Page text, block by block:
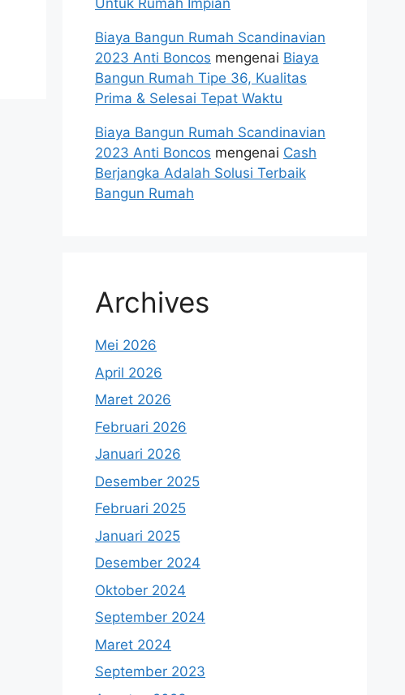
Untuk Rumah Impian
Biaya Bangun Rumah Scandinavian
2023 Anti Boncos mengenai Biaya
Bangun Rumah Tipe 36, Kualitas
Prima & Selesai Tepat Waktu
Biaya Bangun Rumah Scandinavian
2023 Anti Boncos mengenai Cash
Berjangka Adalah Solusi Terbaik
Bangun Rumah
Archives
Mei 2026
April 2026
Maret 2026
Februari 2026
Januari 2026
Desember 2025
Februari 2025
Januari 2025
Desember 2024
Oktober 2024
September 2024
Maret 2024
September 2023